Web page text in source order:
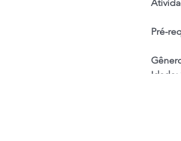
Pré-
Idade: